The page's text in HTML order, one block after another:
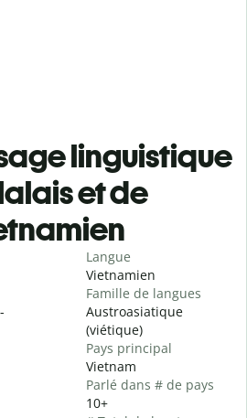
linguistique
et de
Langue
Vietnamien
Famille de langues
Austroasiatique
(viétique)
Pays principal
Vietnam
Parlé dans # de pays
10+